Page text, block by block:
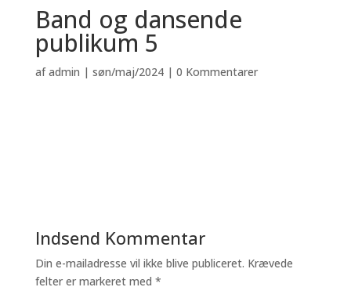
Band og dansende
publikum 5
afadmin | søn/maj/2024| 0 Kommentarer
Indsend Kommentar
Din e-mailadresse vil ikke blive publiceret. Krævede
felter er markeret med *